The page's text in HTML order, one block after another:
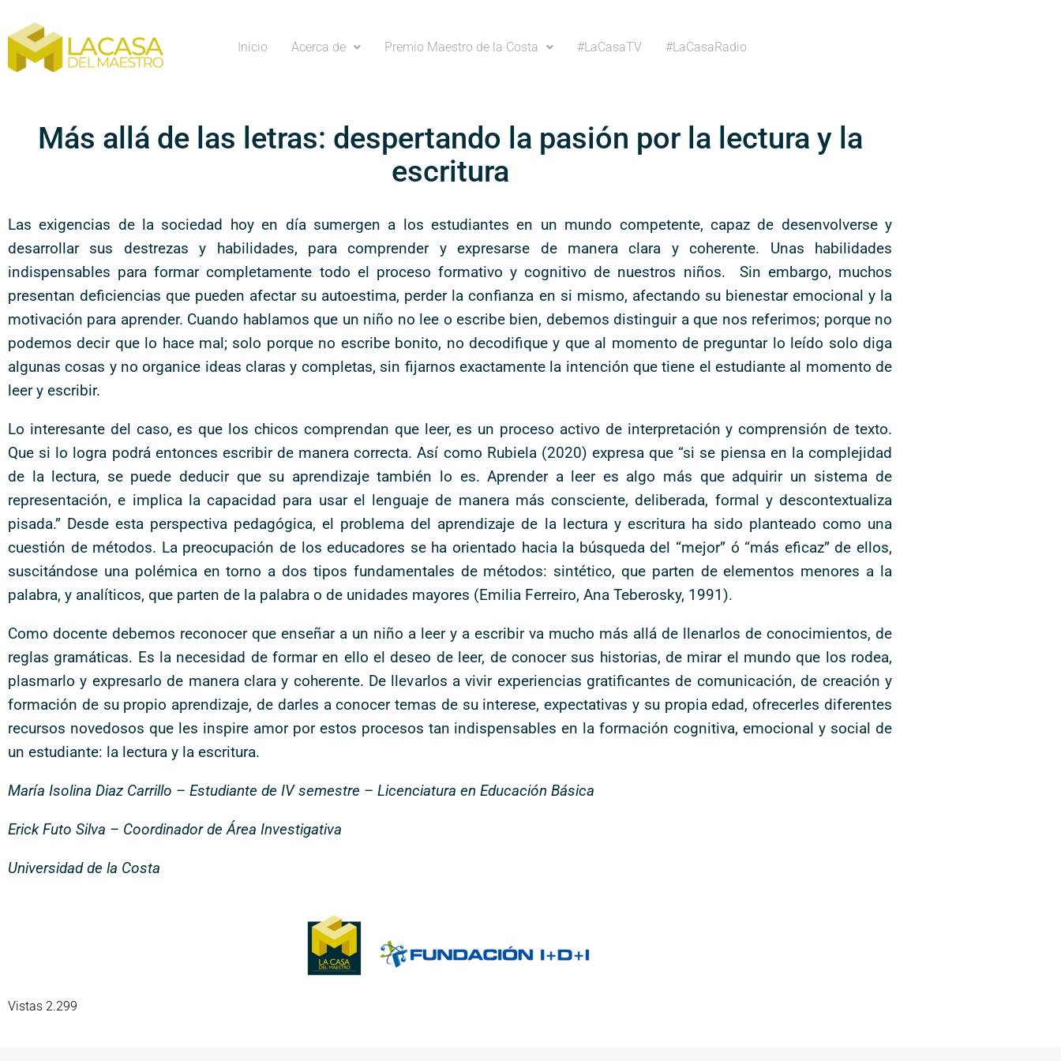
Inicio Acerca de Premio Maestro de la Costa #LaCasaTV #LaCasaRadio
Más allá de las letras: despertando la pasión por la lectura y la
escritura
Las exigencias de la sociedad hoy en día sumergen a los estudiantes en un mundo competente, capaz de desenvolverse y
desarrollar sus destrezas y habilidades, para comprender y expresarse de manera clara y coherente. Unas habilidades
indispensables para formar completamente todo el proceso formativo y cognitivo de nuestros niños. Sin embargo, muchos
presentan deficiencias que pueden afectar su autoestima, perder la confianza en si mismo, afectando su bienestar emocional y la
motivación para aprender. Cuando hablamos que un niño no lee o escribe bien, debemos distinguir a que nos referimos; porque no
podemos decir que lo hace mal; solo porque no escribe bonito, no decodifique y que al momento de preguntar lo leído solo diga
algunas cosas y no organice ideas claras y completas, sin fijarnos exactamente la intención que tiene el estudiante al momento de
leer y escribir.
Lo interesante del caso, es que los chicos comprendan que leer, es un proceso activo de interpretación y comprensión de texto.
Que si lo logra podrá entonces escribir de manera correcta. Así como Rubiela (2020) expresa que “si se piensa en la complejidad
de la lectura, se puede deducir que su aprendizaje también lo es. Aprender a leer es algo más que adquirir un sistema de
representación, e implica la capacidad para usar el lenguaje de manera más consciente, deliberada, formal y descontextualiza
pisada.” Desde esta perspectiva pedagógica, el problema del aprendizaje de la lectura y escritura ha sido planteado como una
cuestión de métodos. La preocupación de los educadores se ha orientado hacia la búsqueda del “mejor” ó “más eficaz” de ellos,
suscitándose una polémica en torno a dos tipos fundamentales de métodos: sintético, que parten de elementos menores a la
palabra, y analíticos, que parten de la palabra o de unidades mayores (Emilia Ferreiro, Ana Teberosky, 1991).
Como docente debemos reconocer que enseñar a un niño a leer y a escribir va mucho más allá de llenarlos de conocimientos, de
reglas gramáticas. Es la necesidad de formar en ello el deseo de leer, de conocer sus historias, de mirar el mundo que los rodea,
plasmarlo y expresarlo de manera clara y coherente. De llevarlos a vivir experiencias gratificantes de comunicación, de creación y
formación de su propio aprendizaje, de darles a conocer temas de su interese, expectativas y su propia edad, ofrecerles diferentes
recursos novedosos que les inspire amor por estos procesos tan indispensables en la formación cognitiva, emocional y social de
un estudiante: la lectura y la escritura.
María Isolina Diaz Carrillo – Estudiante de IV semestre – Licenciatura en Educación Básica
Erick Futo Silva – Coordinador de Área Investigativa
Universidad de la Costa
Vistas 2.299